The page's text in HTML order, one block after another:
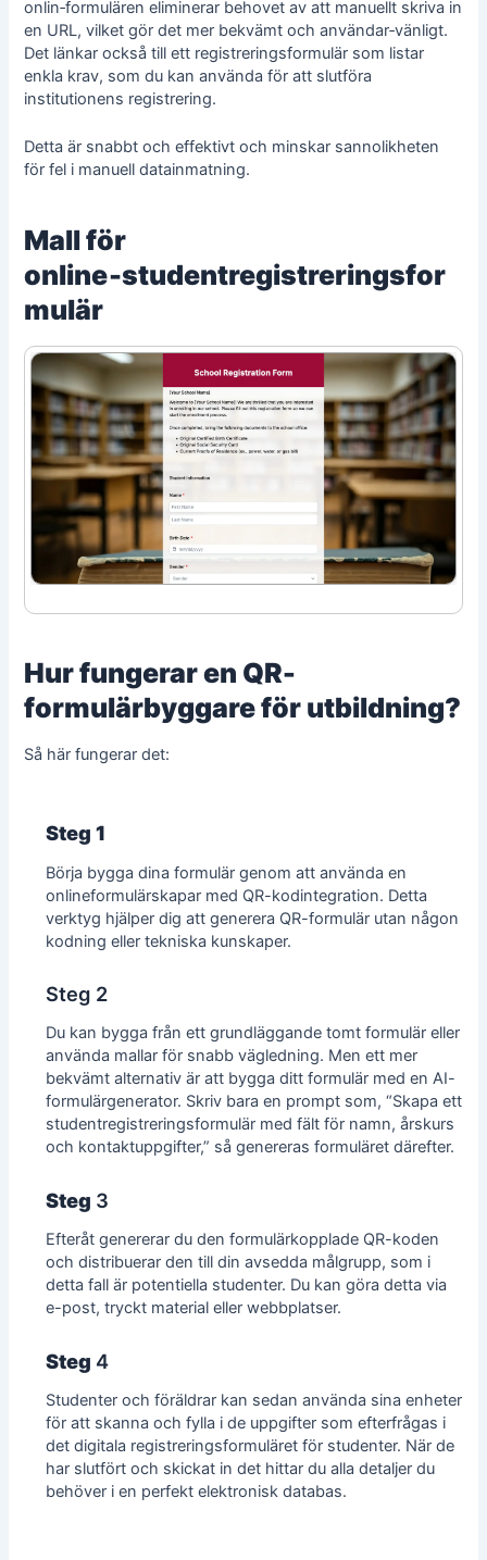
onlin‑formulären eliminerar behovet av att manuellt skriva in
en URL, vilket gör det mer bekvämt och användar‑vänligt.
Det länkar också till ett registreringsformulär som listar
enkla krav, som du kan använda för att slutföra
institutionens registrering.
Detta är snabbt och effektivt och minskar sannolikheten
för fel i manuell datainmatning.
Mall för
online‑studentregistreringsfor
mulär
Hur fungerar en QR-
formulärbyggare för utbildning?
Så här fungerar det:
Steg 1
Börja bygga dina formulär genom att använda en
onlineformulärskapar med QR-kodintegration. Detta
verktyg hjälper dig att generera QR-formulär utan någon
kodning eller tekniska kunskaper.
Steg 2
Du kan bygga från ett grundläggande tomt formulär eller
använda mallar för snabb vägledning. Men ett mer
bekvämt alternativ är att bygga ditt formulär med en AI-
formulärgenerator. Skriv bara en prompt som, “Skapa ett
studentregistreringsformulär med fält för namn, årskurs
och kontaktuppgifter,” så genereras formuläret därefter.
Steg 3
Efteråt genererar du den formulärkopplade QR-koden
och distribuerar den till din avsedda målgrupp, som i
detta fall är potentiella studenter. Du kan göra detta via
e-post, tryckt material eller webbplatser.
Steg 4
Studenter och föräldrar kan sedan använda sina enheter
för att skanna och fylla i de uppgifter som efterfrågas i
det digitala registreringsformuläret för studenter. När de
har slutfört och skickat in det hittar du alla detaljer du
behöver i en perfekt elektronisk databas.